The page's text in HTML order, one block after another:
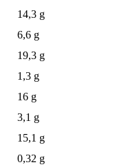
14,3 g
6,6 g
19,3 g
1,3 g
16 g
3,1 g
15,1 g
0,32 g